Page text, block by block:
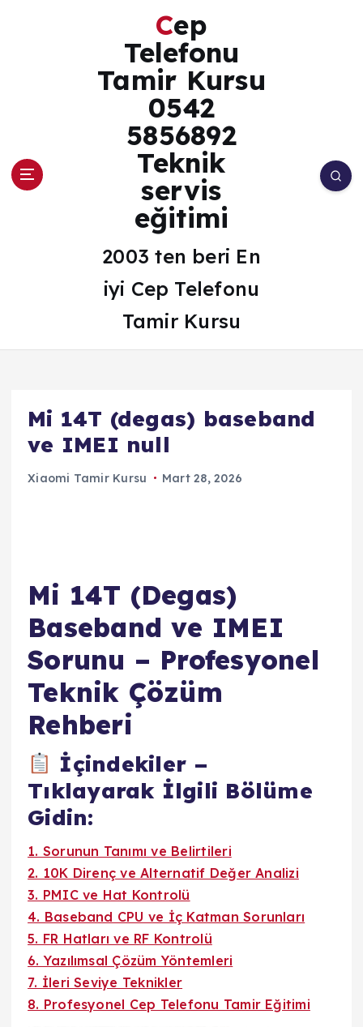
ğ
Cep
Telefonu
Tamir Kursu
0542
5856892
Teknik
servis
eğitimi
2003 ten beri En
iyi Cep Telefonu
Tamir Kursu
Mi 14T (degas) baseband
ve IMEI null
Xiaomi Tamir Kursu Mart 28, 2026
Mi 14T (Degas)
Baseband ve IMEI
Sorunu – Profesyonel
Teknik Çözüm
Rehberi
İçindekiler –
Tıklayarak İlgili Bölüme
Gidin:
1. Sorunun Tanımı ve Belirtileri
2. 10K Direnç ve Alternatif Değer Analizi
3. PMIC ve Hat Kontrolü
4. Baseband CPU ve İç Katman Sorunları
5. FR Hatları ve RF Kontrolü
6. Yazılımsal Çözüm Yöntemleri
7. İleri Seviye Teknikler
8. Profesyonel Cep Telefonu Tamir Eğitimi